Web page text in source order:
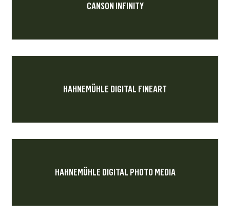
CANSON INFINITY
HAHNEMÜHLE DIGITAL FINEART
HAHNEMÜHLE DIGITAL PHOTO MEDIA